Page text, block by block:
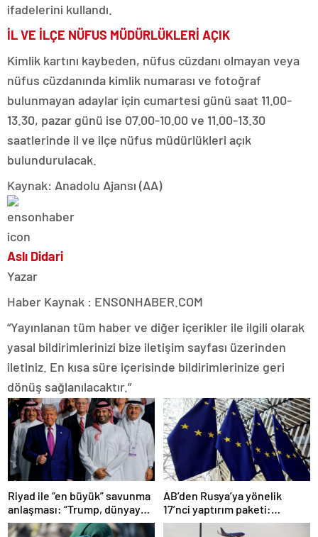
ifadelerini kullandı.
İL VE İLÇE NÜFUS MÜDÜRLÜKLERİ AÇIK
Kimlik kartını kaybeden, nüfus cüzdanı olmayan veya
nüfus cüzdanında kimlik numarası ve fotoğraf
bulunmayan adaylar için cumartesi günü saat 11.00-
13.30, pazar günü ise 07.00-10.00 ve 11.00-13.30
saatlerinde il ve ilçe nüfus müdürlükleri açık
bulundurulacak.
Kaynak: Anadolu Ajansı (AA)
Aslı Didari
Yazar
Haber Kaynak : ENSONHABER.COM
“Yayınlanan tüm haber ve diğer içerikler ile ilgili olarak
yasal bildirimlerinizi bize iletişim sayfası üzerinden
iletiniz. En kısa süre içerisinde bildirimlerinize geri
dönüş sağlanılacaktır.”
Riyad ile “en büyük” savunma
anlaşması: “Trump, dünyaya
bir mesaj gönderdi”
AB’den Rusya’ya yönelik
17’nci yaptırım paketi:
Uzlaşmaya varıldı